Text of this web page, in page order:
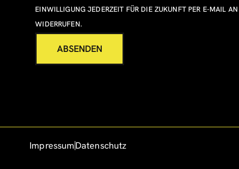
EINWILLIGUNG JEDERZEIT FÜR DIE ZUKUNFT PER E-MAIL AN
WIDERRUFEN.
ABSENDEN
ImpressumDatenschutz